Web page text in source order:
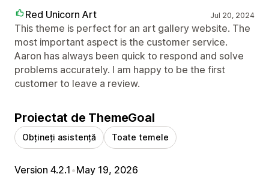
Red Unicorn Art Jul 20, 2024
This theme is perfect for an art gallery website. The
most important aspect is the customer service.
Aaron has always been quick to respond and solve
problems accurately. I am happy to be the first
customer to leave a review.
Proiectat de ThemeGoal
Obțineți asistență Toate temele
Version 4.2.1 •May 19, 2026